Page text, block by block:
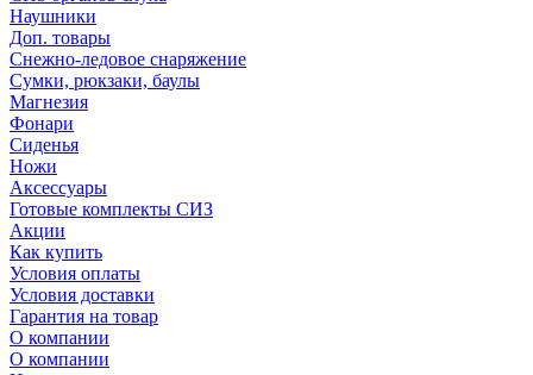
Наушники
Доп. товары
Снежно-ледовое снаряжение
Сумки, рюкзаки, баулы
Магнезия
Фонари
Сиденья
Ножи
Аксессуары
Готовые комплекты СИЗ
Акции
Как купить
Условия оплаты
Условия доставки
Гарантия на товар
О компании
О компании